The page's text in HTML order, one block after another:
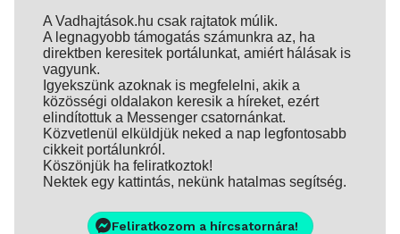
A Vadhajtások.hu csak rajtatok múlik.
A legnagyobb támogatás számunkra az, ha
direktben keresitek portálunkat, amiért hálásak is
vagyunk.
Igyekszünk azoknak is megfelelni, akik a
közösségi oldalakon keresik a híreket, ezért
elindítottuk a Messenger csatornánkat.
Közvetlenül elküldjük neked a nap legfontosabb
cikkeit portálunkról.
Köszönjük ha feliratkoztok!
Nektek egy kattintás, nekünk hatalmas segítség.
Feliratkozom a hírcsatornára!